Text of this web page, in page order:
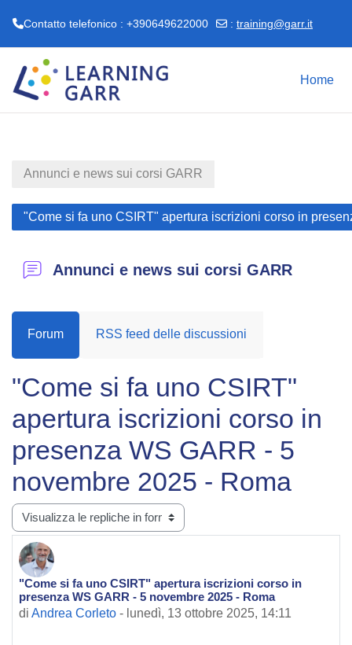
Contatto telefonico : +390649622000 : training@garr.it
Home
Annunci e news sui corsi GARR
"Come si fa uno CSIRT" apertura iscrizioni corso in
Annunci e news sui corsi GARR
Forum RSS feed delle discussioni
"Come si fa uno CSIRT"
apertura iscrizioni corso in
presenza WS GARR - 5
novembre 2025 - Roma
Modalità visualizzazione
"Come si fa uno CSIRT" apertura iscrizioni corso in
presenza WS GARR - 5 novembre 2025 - Roma
di Andrea Corleto - lunedì, 13 ottobre 2025, 14:11
Numero di risposte: 0